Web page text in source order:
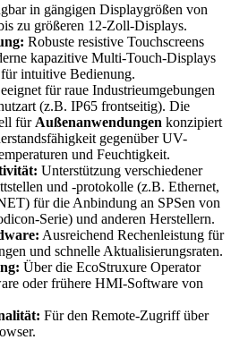
in gängigen Displaygrößen von
zu größeren 12-Zoll-Displays.
Robuste resistive Touchscreens
kapazitive Multi-Touch-Displays
intuitive Bedienung.
für raue Industrieumgebungen
(z.B. IP65 frontseitig). Die
für Außenanwendungen konzipiert
gegenüber UV-
und Feuchtigkeit.
Unterstützung verschiedener
und -protokolle (z.B. Ethernet,
für die Anbindung an SPSen von
Serie) und anderen Herstellern.
Ausreichend Rechenleistung für
und schnelle Aktualisierungsraten.
Über die EcoStruxure Operator
oder frühere HMI-Software von
Für den Remote-Zugriff über